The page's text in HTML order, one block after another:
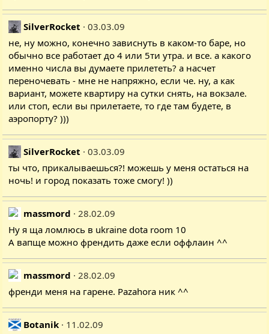
SilverRocket
03.03.09
не, ну можно, конечно зависнуть в каком-то баре, но
обычно все работает до 4 или 5ти утра. и все. а какого
именно числа вы думаете прилететь? а насчет
переночевать - мне не напряжно, если че. ну, а как
вариант, можете квартиру на сутки снять, на вокзале.
или стоп, если вы прилетаете, то где там будете, в
аэропорту? )))
SilverRocket
03.03.09
ты что, прикалываешься?! можешь у меня остаться на
ночь! и город показать тоже смогу! ))
massmord
28.02.09
Ну я ща ломлюсь в ukraine dota room 10
А вапще можно френдить даже если оффлаин ^^
massmord
28.02.09
френди меня на гарене. Pazahora ник ^^
Botanik
11.02.09